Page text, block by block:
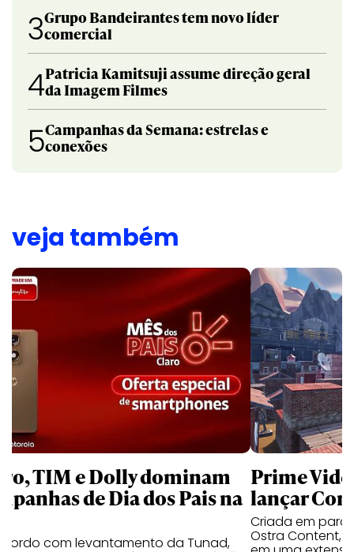
3Grupo Bandeirantes tem novo líder
comercial
4Patricia Kamitsuji assume direção geral
da Imagem Filmes
5Campanhas da Semana: estrelas e
conexões
veja também
TIM e Dolly dominam
de Dia dos Pais na
com levantamento da Tunad,
Prime
lançar
Criada em
Ostra Content,